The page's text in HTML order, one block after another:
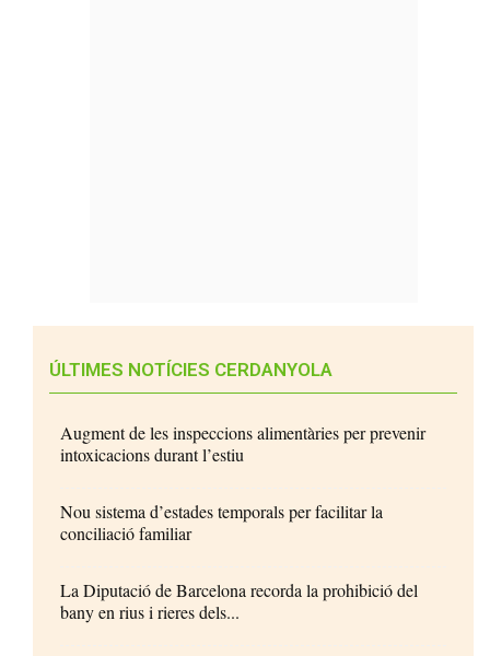
ÚLTIMES NOTÍCIES CERDANYOLA
Augment de les inspeccions alimentàries per prevenir
intoxicacions durant l’estiu
Nou sistema d’estades temporals per facilitar la
conciliació familiar
La Diputació de Barcelona recorda la prohibició del
bany en rius i rieres dels...